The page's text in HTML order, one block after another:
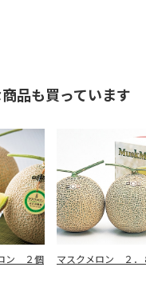
品も買っています
ン ２個
マスクメロン ２．